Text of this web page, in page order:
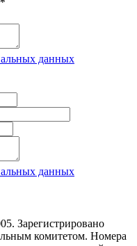
данных
данных
Зарегистрировано
комитетом. Номера